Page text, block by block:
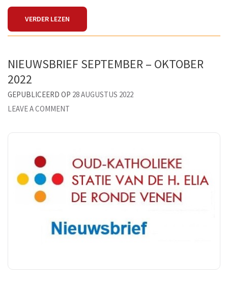
VERDER LEZEN
NIEUWSBRIEF SEPTEMBER – OKTOBER
2022
GEPUBLICEERD OP 28 AUGUSTUS 2022
LEAVE A COMMENT
OKTOBER
2022